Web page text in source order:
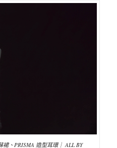
、PRISMA 造型耳環｜ ALL BY